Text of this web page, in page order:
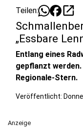
Teilen: open_in_new
„Essbare
Entlang eines
gepflanzt
Regionale-Stern.
Veröffentlicht:
Anzeige